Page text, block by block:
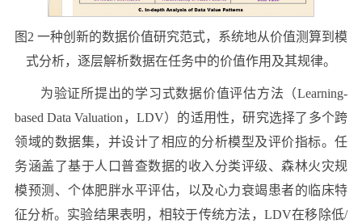
图2 一种创新的数据价值研究范式，系统地从价值测算到模
式分析，逐层解析数据在任务中的价值作用及其规律。
为验证所提出的学习式数据价值评估方法（Learning-
based Data Valuation，LDV）的适用性，研究选择了多个跨
领域的数据集，并设计了相应的分析模型及评价指标。任
务涵盖了基于人口普查数据的收入分类评级、森林火灾规
模预测、个体肥胖水平评估，以及心力衰竭患者的临床特
征分析。实验结果表明，相较于传统方法，LDV在移除低/